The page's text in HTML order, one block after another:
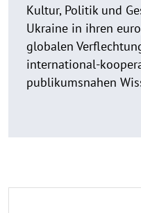
Kultur, Politik und
Ukraine in ihren
globalen
international-
publikumsnahen